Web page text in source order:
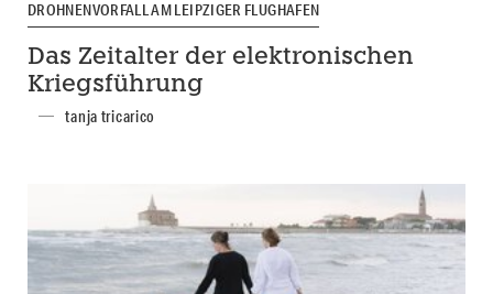
DROHNENVORFALL AM LEIPZIGER FLUGHAFEN
Das Zeitalter der elektronischen
Kriegsführung
tanja tricarico